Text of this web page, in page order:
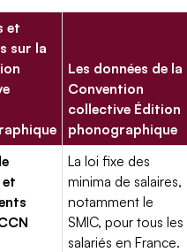
et
sur la
Les données de la
Convention
collective Édition
phonographique
et
La loi fixe des
minima de salaires,
notamment le
SMIC, pour tous les
salariés en France.